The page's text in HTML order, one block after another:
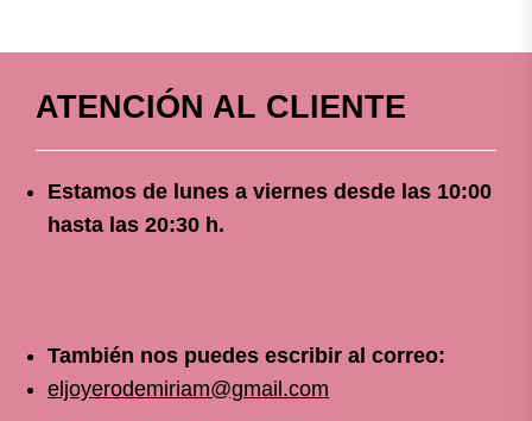
ATENCIÓN AL CLIENTE
Estamos de lunes a viernes desde las 10:00
hasta las 20:30 h.
También nos puedes escribir al correo:
eljoyerodemiriam@gmail.com